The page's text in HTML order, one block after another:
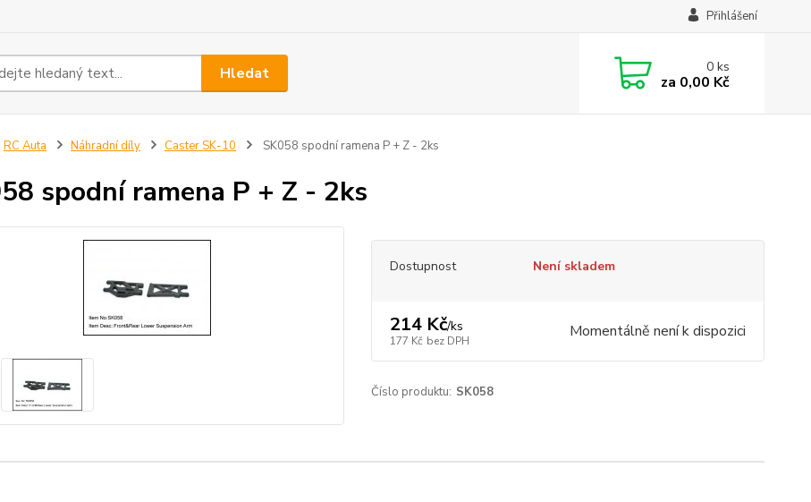
Přihlášení
Hledat 0ks
za 0,00 Kč
RC Auta Náhradní díly Caster SK-10 SK058 spodní ramena P + Z - 2ks
spodní ramena P + Z - 2ks
Dostupnost Není skladem
214 Kč/ks
177 Kč bez DPH Momentálně není k dispozici
Číslo produktu: SK058